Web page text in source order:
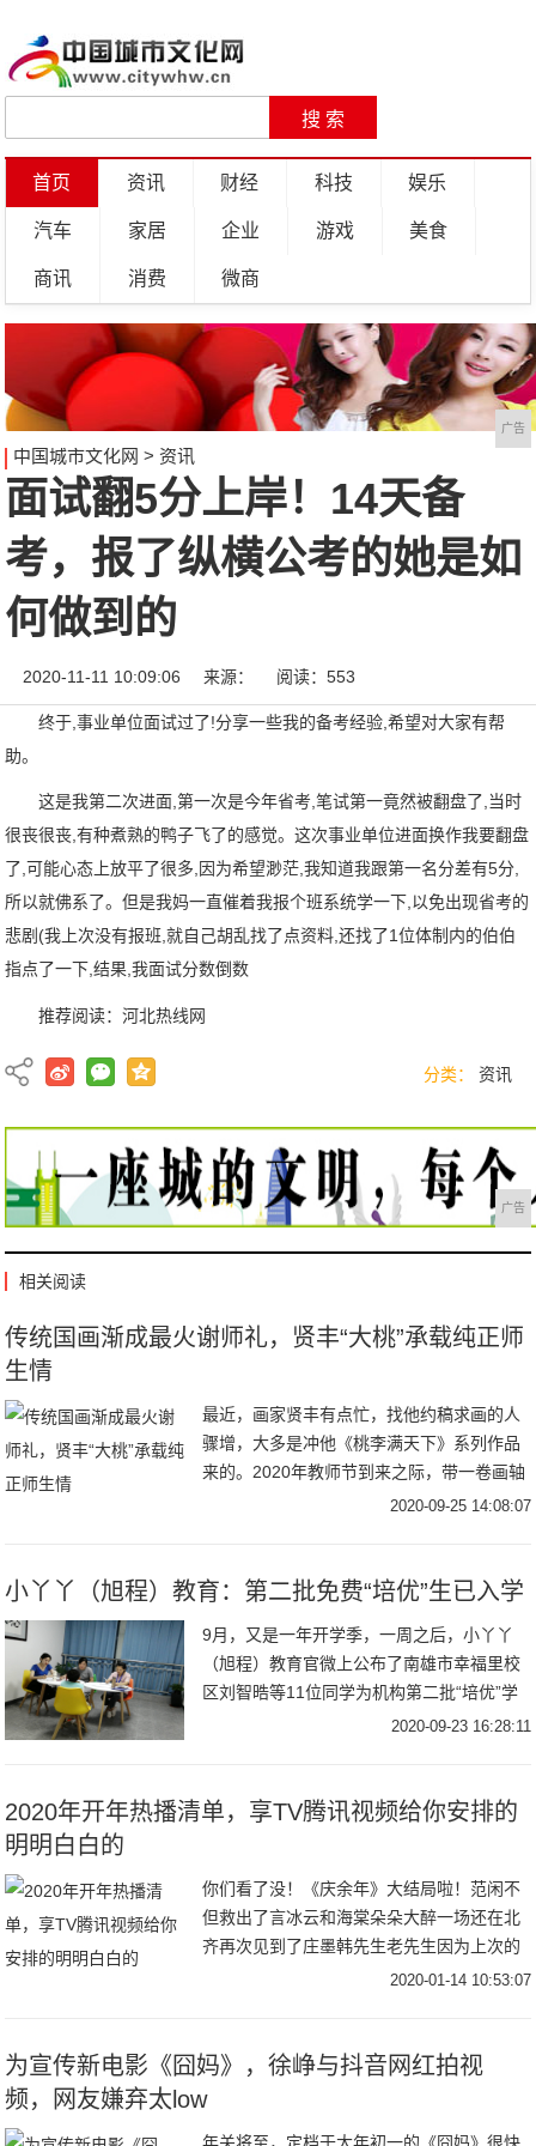
首页 资讯 财经 科技 娱乐
汽车 家居 企业 游戏 美食
商讯 消费 微商
广告
中国城市文化网 > 资讯
面试翻5分上岸！14天备
考，报了纵横公考的她是如
何做到的
2020-11-11 10:09:06 来源： 阅读：553
终于,事业单位面试过了!分享一些我的备考经验,希望对大家有帮
助。
这是我第二次进面,第一次是今年省考,笔试第一竟然被翻盘了,当时
很丧很丧,有种煮熟的鸭子飞了的感觉。这次事业单位进面换作我要翻盘
了,可能心态上放平了很多,因为希望渺茫,我知道我跟第一名分差有5分,
所以就佛系了。但是我妈一直催着我报个班系统学一下,以免出现省考的
悲剧(我上次没有报班,就自己胡乱找了点资料,还找了1位体制内的伯伯
指点了一下,结果,我面试分数倒数
推荐阅读：河北热线网
分类： 资讯
广告
相关阅读
传统国画渐成最火谢师礼，贤丰“大桃”承载纯正师
生情
最近，画家贤丰有点忙，找他约稿求画的人
骤增，大多是冲他《桃李满天下》系列作品
来的。2020年教师节到来之际，带一卷画轴
拜访恩师，将典雅脱俗、寓意纯正的传统国
2020-09-25 14:08:07
小丫丫（旭程）教育：第二批免费“培优”生已入学
9月，又是一年开学季，一周之后，小丫丫
（旭程）教育官微上公布了南雄市幸福里校
区刘智晧等11位同学为机构第二批“培优”学
生，将免费享受一年的课程全面提升以及对
2020-09-23 16:28:11
2020年开年热播清单，享TV腾讯视频给你安排的
明明白白的
你们看了没！《庆余年》大结局啦！范闲不
但救出了言冰云和海棠朵朵大醉一场还在北
齐再次见到了庄墨韩先生老先生因为上次的
陷害耿耿于怀正在为范闲的诗集作释而上杉
2020-01-14 10:53:07
为宣传新电影《囧妈》，徐峥与抖音网红拍视
频，网友嫌弃太low